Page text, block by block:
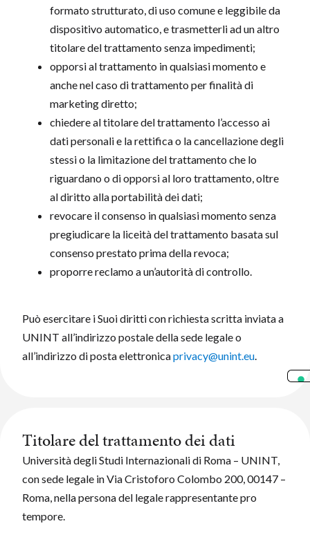
formato strutturato, di uso comune e leggibile da
dispositivo automatico, e trasmetterli ad un altro
titolare del trattamento senza impedimenti;
opporsi al trattamento in qualsiasi momento e
anche nel caso di trattamento per finalità di
marketing diretto;
chiedere al titolare del trattamento l’accesso ai
dati personali e la rettifica o la cancellazione degli
stessi o la limitazione del trattamento che lo
riguardano o di opporsi al loro trattamento, oltre
al diritto alla portabilità dei dati;
revocare il consenso in qualsiasi momento senza
pregiudicare la liceità del trattamento basata sul
consenso prestato prima della revoca;
proporre reclamo a un’autorità di controllo.
Può esercitare i Suoi diritti con richiesta scritta inviata a
UNINT all’indirizzo postale della sede legale o
all’indirizzo di posta elettronicaprivacy@unint.eu.
Titolare del trattamento dei dati
Università degli Studi Internazionali di Roma – UNINT,
con sede legale in Via Cristoforo Colombo 200, 00147 –
Roma, nella persona del legale rappresentante pro
tempore.